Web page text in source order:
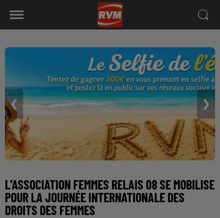
❮ ❯
L'ASSOCIATION FEMMES RELAIS 08 SE MOBILISE
POUR LA JOURNÉE INTERNATIONALE DES
DROITS DES FEMMES